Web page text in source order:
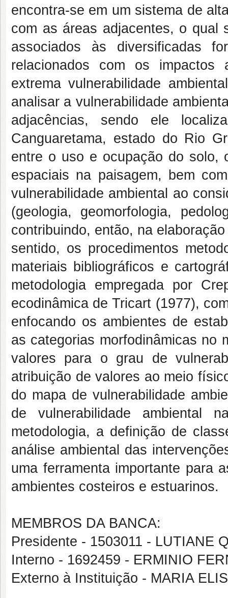
encontra-se em um sistema de
com as áreas adjacentes, o qual
associados às diversificadas
relacionados com os impactos
extrema vulnerabilidade
analisar a vulnerabilidade
adjacências, sendo ele
Canguaretama, estado do Rio
entre o uso e ocupação do solo,
espaciais na paisagem, bem
vulnerabilidade ambiental ao
(geologia, geomorfologia,
contribuindo, então, na
sentido, os procedimentos
materiais bibliográficos e
metodologia empregada por
ecodinâmica de Tricart (1977),
enfocando os ambientes de
as categorias morfodinâmicas no
valores para o grau de
atribuição de valores ao meio
do mapa de vulnerabilidade
de vulnerabilidade ambiental
metodologia, a definição de
análise ambiental das
uma ferramenta importante para
ambientes costeiros e estuarinos.
MEMBROS DA BANCA:
Presidente - 1503011 - LUTIANE
Interno - 1692459 - ERMINIO
Externo à Instituição - MARIA